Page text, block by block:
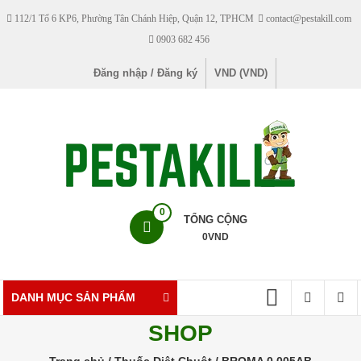
Skip112/1 Tổ 6 KP6, Phường Tân Chánh Hiệp, Quận 12, TPHCM
contact@pestakill.com
0903 682 456
Đăng nhập / Đăng ký VND (VND)
0
TỔNG CỘNG
0VND
DANH MỤC SẢN PHẨM
SHOP